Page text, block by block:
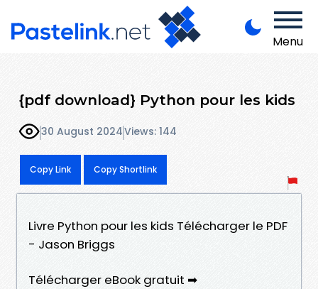
Menu
{pdf download} Python pour les kids
30 August 2024Views: 144
Copy Link Copy Shortlink
Livre Python pour les kids Télécharger le PDF
- Jason Briggs
Télécharger eBook gratuit ➡